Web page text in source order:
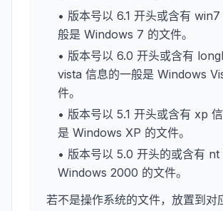
• 版本号以 6.1 开头或含有
般是 Windows 7 的文件。
• 版本号以 6.0 开头或含有
vista 信息的一般是 Windows
件。
• 版本号以 5.1 开头或含有 xp
是 Windows XP 的文件。
• 版本号以 5.0 开头的或含有 nt
Windows 2000 的文件。
若不是操作系统的文件，放置到对